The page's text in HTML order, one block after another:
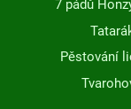
7 pádů
Pěstování